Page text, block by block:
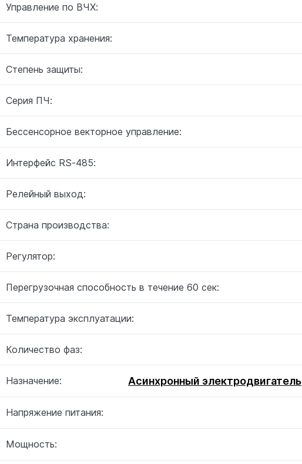
Управление по ВЧХ:
Температура хранения:
Степень защиты:
Серия ПЧ:
Бессенсорное векторное управление:
Интерфейс RS-485:
Релейный выход:
Страна производства:
Регулятор:
Перегрузочная способность в течение 60 сек:
Температура эксплуатации:
Количество фаз:
Назначение: Асинхронный электродвигатель
Напряжение питания:
Мощность: